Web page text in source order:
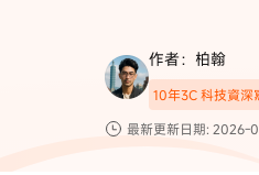
最豐富的教學影片
折優惠，立即
複製折扣碼
作者：柏翰
10年3C 科技資深
最新更新日期: 2026-